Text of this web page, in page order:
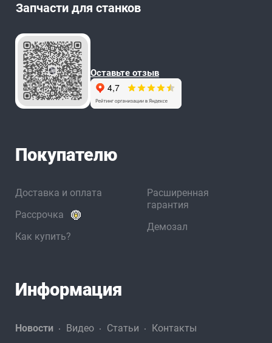
Запчасти для станков
Оставьте отзыв
Покупателю
Доставка и оплата
Рассрочка
Как купить?
Расширенная
гарантия
Демозал
Информация
Новости Видео Статьи Контакты